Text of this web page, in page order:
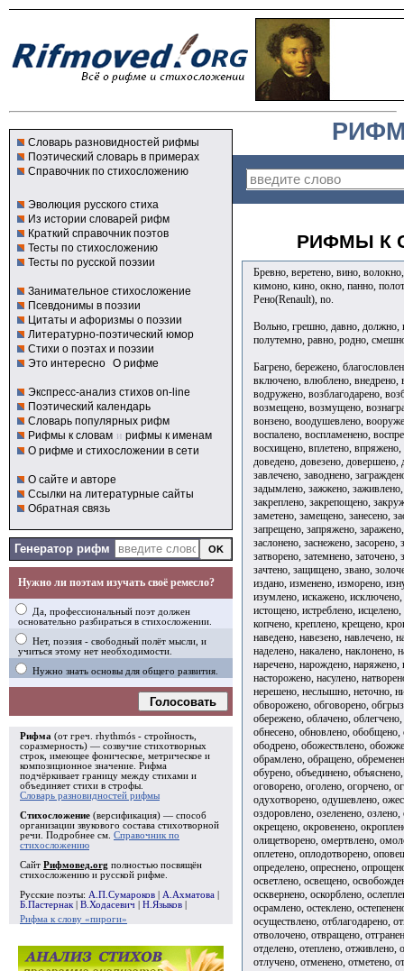
Словарь разновидностей рифмы
Поэтический словарь в примерах
Справочник по стихосложению
Эволюция русского стиха
Из истории словарей рифм
Краткий справочник поэтов
Тесты по стихосложению
Тесты по русской поэзии
Занимательное стихосложение
Псевдонимы в поэзии
Цитаты и афоризмы о поэзии
Литературно-поэтический юмор
Стихи о поэтах и поэзии
Это интересно О рифме
Экспресс-анализ стихов on-line
Поэтический календарь
Словарь популярных рифм
Рифмы к словам и рифмы к именам
О рифме и стихосложении в сети
О сайте и авторе
Ссылки на литературные сайты
Обратная связь
Генератор рифм
Нужно ли поэтам изучать своё ремесло?
Да, профессиональный поэт должен
основательно разбираться в стихосложении.
Нет, поэзия - свободный полёт мысли, и
учиться этому нет необходимости.
Нужно знать основы для общего развития.
Голосовать
Рифма (от греч. rhythmós - стройность,
соразмерность) — созвучие стихотворных
строк, имеющее фоническое, метрическое и
композиционное значение. Рифма
подчёркивает границу между стихами и
объединяет стихи в строфы
Словарь разновидностей рифмы
Стихосложение (версификация) — способ
организации звукового состава стихотворной
речи. Подробнее см. Справочник по
стихосложению
Сайт Рифмовед.org полностью посвящён
стихосложению и русской рифме.
Русские поэты: А.П.Сумароков А.Ахматова
Б.Пастернак
В.Ходасевич Н.Языков
Рифма к слову «пироги»
РИФМЫ К
Бревно, веретено, вино,
кимоно, кино, окно, панно,
Рено(Renault), no.
Вольно, грешно, давно, должно,
полутемно, равно, родно,
Багрено, бережено,
включено, влюблено, внедрено,
водружено, возблагодарено,
возмещено, возмущено,
вонзено, воодушевлено,
воспалено, воспламенено,
восхищено, вплетено,
доведено, довезено, довершено,
завлечено, заводнено,
задымлено, зажжено, заживлено,
закреплено, закрепощено,
заметено, замещено, занесено,
запрещено, запряжено,
заслонено, заснежено, засорено,
затворено, затемнено, заточено,
зачтено, защищено, звано,
издано, изменено, изморено,
изумлено, искажено,
истощено, истреблено,
копчено, креплено, крещено,
наведено, навезено, навлечено,
наделено, накалено, наклонено,
наречено, нарождено, наряжено,
насторожено, насулено,
нерешено, неслышно, неточно,
обворожено, обговорено,
обережено, облачено,
обнесено, обновлено,
ободрено, обожествлено,
обрамлено, обращено,
обурено, объединено,
оговорено, оголено, огорчено,
одухотворено, одушевлено,
оздоровлено, озеленено,
окрещено, окровенено,
олицетворено, омертвлено,
оплетено, оплодотворено,
определено, опреснено,
осветлено, освещено,
осквернено, оскорблено,
осрамлено, остеклено,
осуществлено, отблагодарено,
отволочено, отвращено,
отделено, отеплено, отживлено,
отлучено, отменено, отметено,